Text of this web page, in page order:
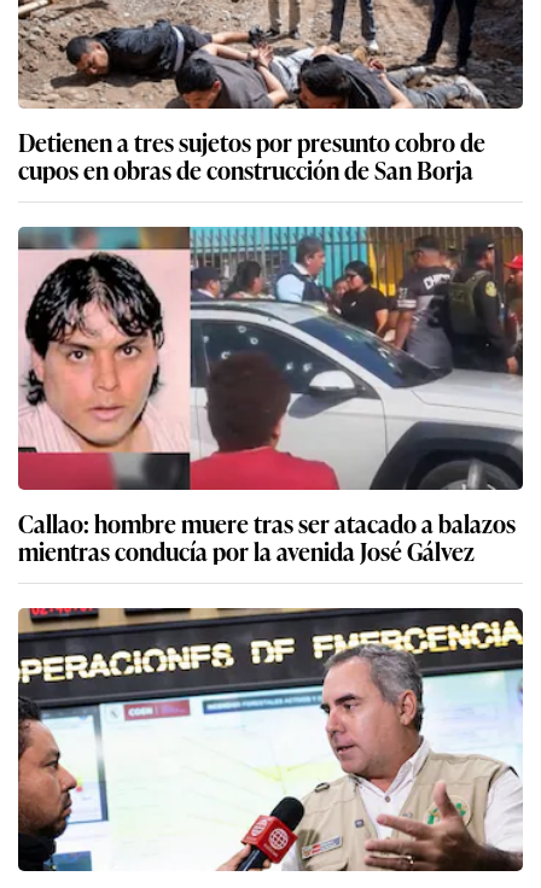
Detienen a tres sujetos por presunto cobro de
cupos en obras de construcción de San Borja
Callao: hombre muere tras ser atacado a balazos
mientras conducía por la avenida José Gálvez